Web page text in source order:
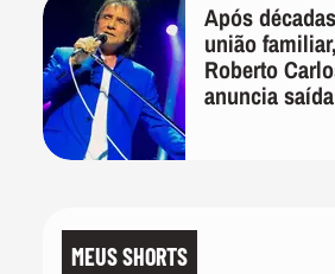
Após
união familiar,
Roberto
anuncia
MEUS SHORTS